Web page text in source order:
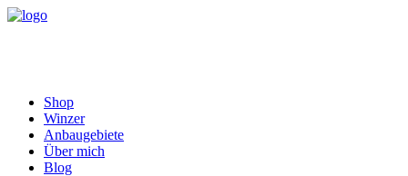
Shop
Winzer
Anbaugebiete
Über mich
Blog